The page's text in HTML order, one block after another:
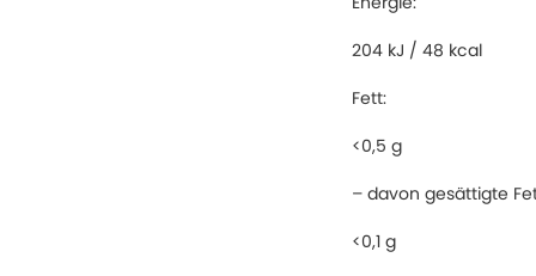
204 kJ / 48 kcal
Fett:
<0,5 g
– davon gesättigte
<0,1 g